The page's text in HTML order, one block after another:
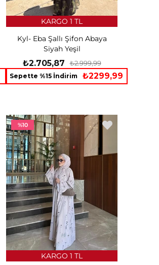
Kyl- Eba Şallı Şifon Abaya
Siyah Yeşil
₺2.705,87 ₺2.999,99
Sepette %15 İndirim ₺2299,99
KARGO 1 TL
KARGO 1 TL
%10